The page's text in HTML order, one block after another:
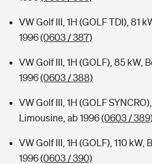
VW Golf III, 1H (GOLF TDI), 81
1996(0603 / 387)
VW Golf III, 1H (GOLF), 85 kW,
1996(0603 / 388)
VW Golf III, 1H (GOLF
Limousine, ab 1996(0603 /
VW Golf III, 1H (GOLF), 110
1996(0603 / 390)